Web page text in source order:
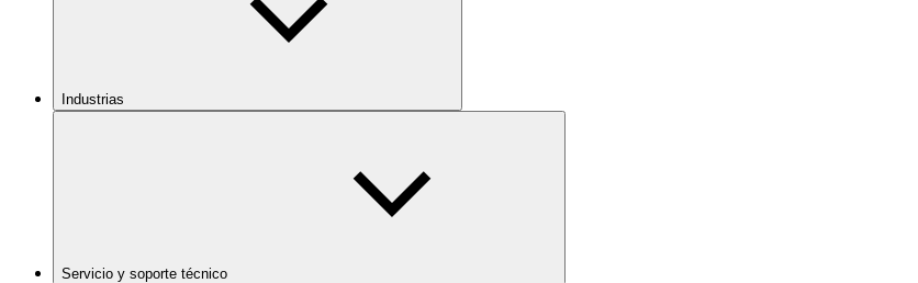
Industrias
Servicio y soporte técnico